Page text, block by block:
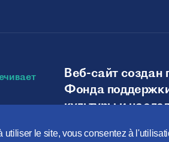
le site, vous consentez à
Веб-сайт создан
Фонда
культуры и